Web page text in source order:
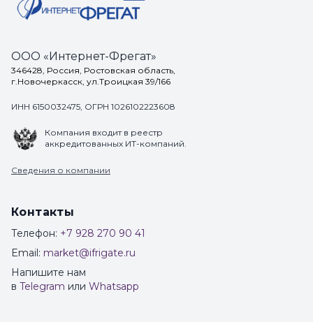
ООО «Интернет-Фрегат»
346428, Россия, Ростовская область,
г.Новочеркасск, ул.Троицкая 39/166
ИНН 6150032475, ОГРН 1026102223608
Компания входит в реестр
аккредитованных ИТ-компаний.
Сведения о компании
Контакты
Телефон: +7 928 270 90 41
Email: market@ifrigate.ru
Напишите нам
в Telegram или Whatsapp